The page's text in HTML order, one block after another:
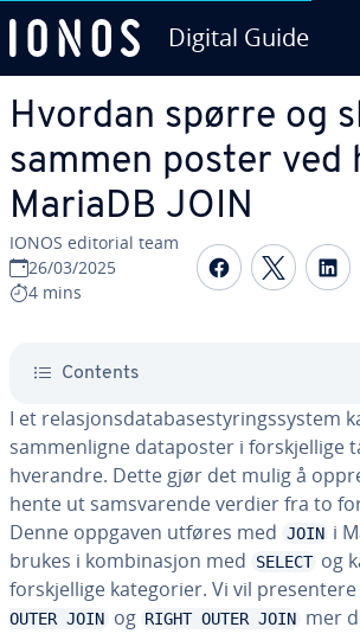
Digital Guide
Hvordan spørre og
sammen poster ved
MariaDB JOIN
IONOS editorial team
26/03/2025
4 mins
Share on
Contents
I et relasjonsdatabasestyringssystem
sammenligne dataposter i forskjellige
hverandre. Dette gjør det mulig å
hente ut samsvarende verdier fra to
Denne oppgaven utføres med JOIN i
brukes i kombinasjon med
SELECT og
forskjellige kategorier. Vi vil presentere
OUTER JOIN og RIGHT OUTER JOIN mer